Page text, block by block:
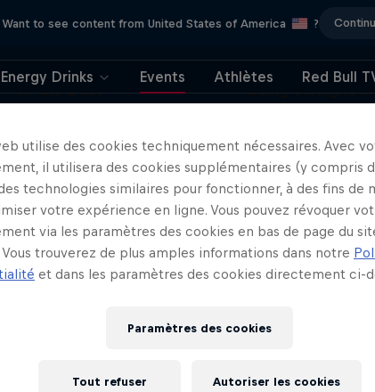
Want to see content from United States of America ?
Energy Drinks Events Athlètes Red Bull
In the Dust
1 Saison · 8 épisodes
RALLYE
Going Straight
1 Saison · 4
WRC
utilise des cookies techniquement nécessaires. Avec
il utilisera des cookies supplémentaires (y compris
technologies similaires pour fonctionner, à des fins de
votre expérience en ligne. Vous pouvez révoquer
via les paramètres des cookies en bas de page du
trouverez de plus amples informations dans notre
et dans les paramètres des cookies directement ci-
Paramètres des cookies
Tout refuser Autoriser les cookies